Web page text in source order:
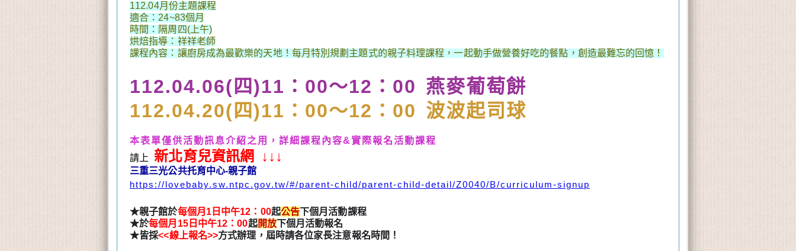
112.04月份主題課程
適合：24~83個月
時間：隔周四(上午)
烘焙指導：祥祥老師
課程內容：讓廚房成為最歡樂的天地！每月特別規劃主題式的親子料理課程，一起動手做營養好吃的餐點，創造最難忘的回憶！
112.04.06(四)11：00～12：00 燕麥葡萄餅
112.04.20(四)11：00～12：00 波波起司球
本表單僅供活動訊息介紹之用， 詳細課程內容&實際報名活動課程
請上
新北育兒資訊網 ↓↓↓
三重三光公共托育中心-親子館
https://lovebaby.sw.ntpc.gov.tw/#/parent-child/parent-child-detail/Z0040/B/curriculum-signup
★親子館於每個月1日 中午12：00起公告 下個月活動課程
★於每個月15日中午12：00起開放下個月活動報名
★皆採<<線上報名>>方式辦理，屆時請各位家長注意報名時間！